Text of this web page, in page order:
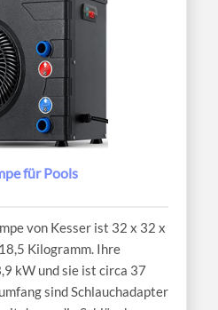
für Pools
von Kesser ist 32 x 32 x
Kilogramm. Ihre
kW und sie ist circa 37
sind Schlauchadapter